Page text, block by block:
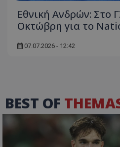
Εθνική Ανδρών: Στο
Οκτώβρη για το
07.07.2026 - 12:42
BEST OF